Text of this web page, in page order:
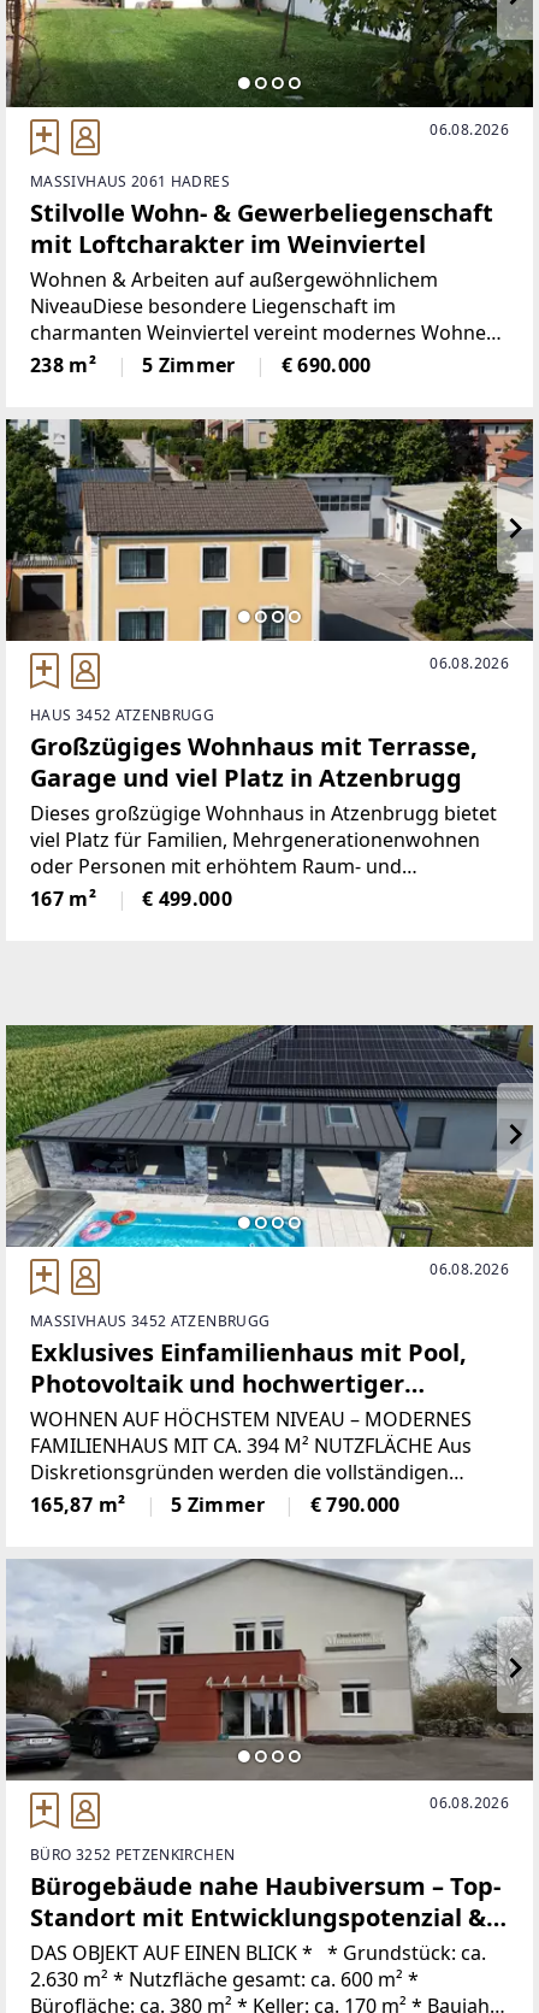
06.08.2026
MASSIVHAUS 2061 HADRES
Stilvolle Wohn- & Gewerbeliegenschaft
mit Loftcharakter im Weinviertel
Wohnen & Arbeiten auf außergewöhnlichem
NiveauDiese besondere Liegenschaft im
charmanten Weinviertel vereint modernes Wohnen,
historische Elemente und hochwertige
Gewerbeflächen zu einem seltenen Gesamtkonzept.
Auf einem großzügigen Grundstück
238 m² 5 Zimmer € 690.000
06.08.2026
HAUS 3452 ATZENBRUGG
Großzügiges Wohnhaus mit Terrasse,
Garage und viel Platz in Atzenbrugg
Dieses großzügige Wohnhaus in Atzenbrugg bietet
viel Platz für Familien, Mehrgenerationenwohnen
oder Personen mit erhöhtem Raum- und
Platzbedarf.Das Haus wurde im Jahr 1973 errichtet
und verfügt über eine Wohnfläche von ca. 167 m²,
167 m² € 499.000
06.08.2026
MASSIVHAUS 3452 ATZENBRUGG
Exklusives Einfamilienhaus mit Pool,
Photovoltaik und hochwertiger
Ausstattung in Heiligeneich
WOHNEN AUF HÖCHSTEM NIVEAU – MODERNES
FAMILIENHAUS MIT CA. 394 M² NUTZFLÄCHE Aus
Diskretionsgründen werden die vollständigen
Fotounterlagen der Liegenschaft interessierten
Kaufinteressenten nach entsprechender Anfrage in
einer separaten
165,87 m² 5 Zimmer € 790.000
06.08.2026
BÜRO 3252 PETZENKIRCHEN
Bürogebäude nahe Haubiversum – Top-
Standort mit Entwicklungspotenzial &
Ötscherblick
DAS OBJEKT AUF EINEN BLICK * * Grundstück: ca.
2.630 m² * Nutzfläche gesamt: ca. 600 m² *
Bürofläche: ca. 380 m² * Keller: ca. 170 m² * Baujahr